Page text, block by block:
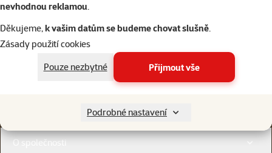
nevhodnou reklamou.
Děkujeme,k vašim datům se budeme chovat slušně.
Zásady použití cookies
Pouze nezbytné
Přijmout vše
Podrobné nastavení
Napište nám
neboWhatsApp jsme vám blízko
O společnosti